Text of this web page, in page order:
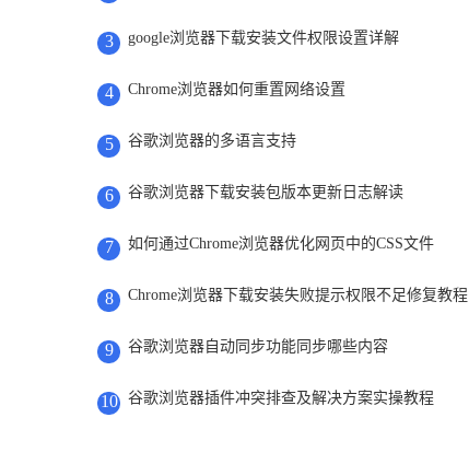
3 google浏览器下载安装文件权限设置详解
4 Chrome浏览器如何重置网络设置
5 谷歌浏览器的多语言支持
6 谷歌浏览器下载安装包版本更新日志解读
7 如何通过Chrome浏览器优化网页中的CSS文件
8 Chrome浏览器下载安装失败提示权限不足修复教程
9 谷歌浏览器自动同步功能同步哪些内容
10 谷歌浏览器插件冲突排查及解决方案实操教程